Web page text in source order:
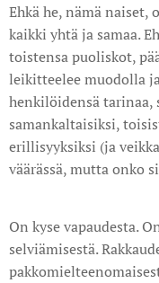
Ehkä he, nämä
kaikki yhtä ja samaa.
toistensa puoliskot,
leikitteelee muodolla
henkilöidensä
samankaltaisiksi,
erillisyyksiksi (ja
väärässä, mutta onko
On kyse vapaudesta.
selviämisestä.